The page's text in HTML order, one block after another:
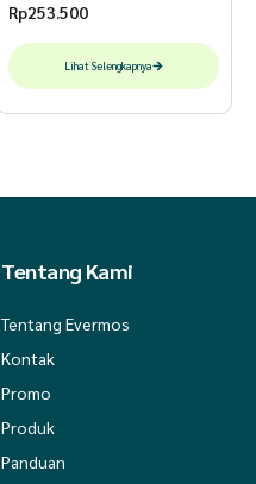
Rp253.500
Lihat Selengkapnya
Tentang Kami
Tentang Evermos
Kontak
Promo
Produk
Panduan